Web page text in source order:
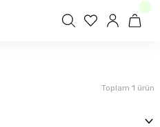
Toplam 1 ürün